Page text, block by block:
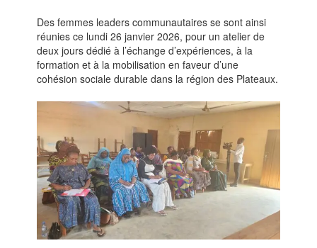
Des femmes leaders communautaires se sont ainsi
réunies ce lundi 26 janvier 2026, pour un atelier de
deux jours dédié à l’échange d’expériences, à la
formation et à la mobilisation en faveur d’une
cohésion sociale durable dans la région des Plateaux.